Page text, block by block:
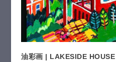
油彩画 | LAKESIDE HOUSE